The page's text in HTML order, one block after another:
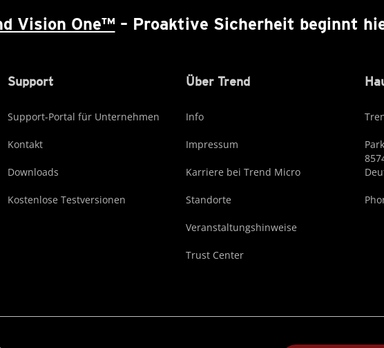
Vision One™ – Proaktive Sicherheit beginnt
Support
Support-Portal für Unternehmen
Kontakt
Downloads
Kostenlose Testversionen
Über Trend
Info
Impressum
Karriere bei Trend Micro
Standorte
Veranstaltungshinweise
Trust Center